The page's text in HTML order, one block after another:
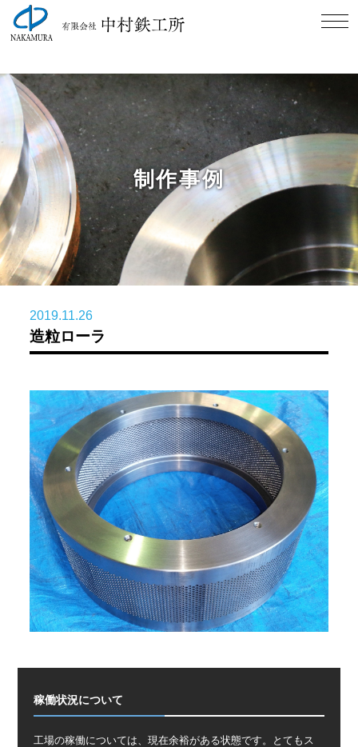
佐賀市の中村鉄工所です。NC旋盤、フライス、マシニング加工ならお
任せください。
制作事例
2019.11.26
造粒ローラ
稼働状況について
工場の稼働については、現在余裕がある状態です。とてもス